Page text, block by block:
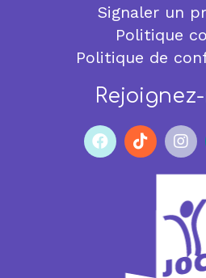
Signaler un
Politique
Politique de